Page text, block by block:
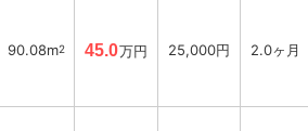
90.08m2 45.0万円 25,000円 2.0ヶ月